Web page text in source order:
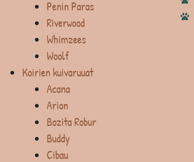
Penin Paras
Riverwood
Whimzees
Woolf
Koirien kuivaruuat
Acana
Arion
Bozita Robur
Buddy
Cibau